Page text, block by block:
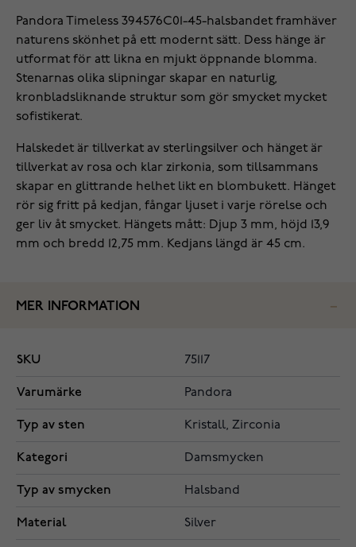
Pandora Timeless 394576C01-45-halsbandet framhäver
naturens skönhet på ett modernt sätt. Dess hänge är
utformat för att likna en mjukt öppnande blomma.
Stenarnas olika slipningar skapar en naturlig,
kronbladsliknande struktur som gör smycket mycket
sofistikerat.
Halskedet är tillverkat av sterlingsilver och hänget är
tillverkat av rosa och klar zirkonia, som tillsammans
skapar en glittrande helhet likt en blombukett. Hänget
rör sig fritt på kedjan, fångar ljuset i varje rörelse och
ger liv åt smycket. Hängets mått: Djup 3 mm, höjd 13,9
mm och bredd 12,75 mm. Kedjans längd är 45 cm.
MER INFORMATION
SKU 75117
Varumärke Pandora
Typ av sten Kristall, Zirconia
Kategori Damsmycken
Typ av smycken Halsband
Material Silver